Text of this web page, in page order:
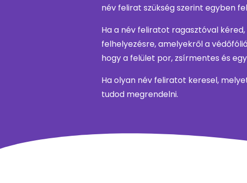
név felirat szükség szerint egyben
Ha a név feliratot ragasztóval
felhelyezésre, amelyekről a
hogy a felület por, zsírmentes és
Ha olyan név feliratot keresel,
tudod megrendelni.